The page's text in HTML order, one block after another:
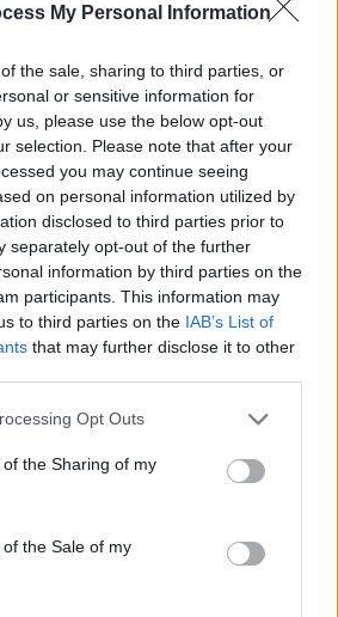
My Personal Information
the sale, sharing to third parties, or
or sensitive information for
us, please use the below opt-out
selection. Please note that after your
you may continue seeing
on personal information utilized by
disclosed to third parties prior to
separately opt-out of the further
information by third parties on the
participants. This information may
to third parties on the IAB’s List of
that may further disclose it to other
Opt Outs
the Sharing of my
the Sale of my
tärkeästä
hyväksynyt
– neljälle
palkkaa